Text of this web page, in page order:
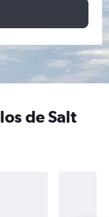
de Salt